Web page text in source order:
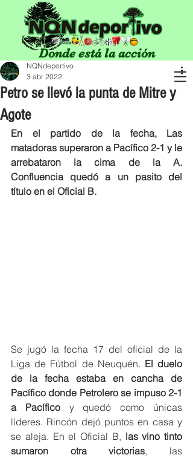
Donde está la acción
Petro se llevó la punta de Mitre y
Agote
NQNdeportivo
3 abr 2022
En el partido de la fecha, Las
matadoras superaron a Pacífico 2-1 y le
arrebataron la cima de la A.
Confluencia quedó a un pasito del
título en el Oficial B.
Se jugó la fecha 17 del oficial de la
Liga de Fútbol de Neuquén. El duelo
de la fecha estaba en cancha de
Pacífico donde Petrolero se impuso 2-1
a Pacífico y quedó como únicas
líderes. Rincón dejó puntos en casa y
se aleja. En el Oficial B, las vino tinto
sumaron otra victorias, las